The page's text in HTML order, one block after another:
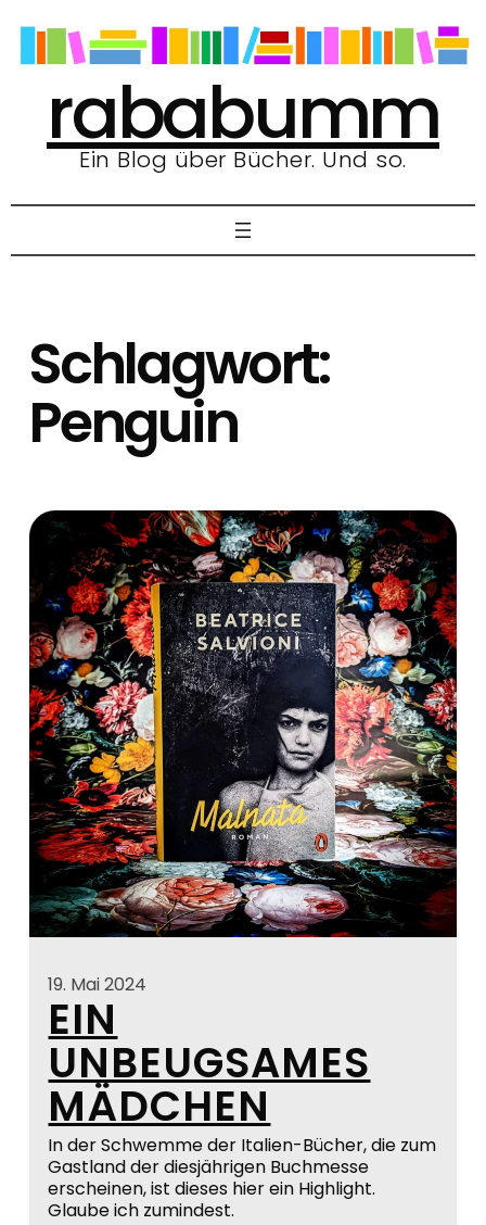
Inhalt
springen
rababumm
Ein Blog über Bücher. Und so.
Schlagwort:
Penguin
19. Mai 2024
EIN
UNBEUGSAMES
MÄDCHEN
In der Schwemme der Italien-Bücher, die zum
Gastland der diesjährigen Buchmesse
erscheinen, ist dieses hier ein Highlight.
Glaube ich zumindest.